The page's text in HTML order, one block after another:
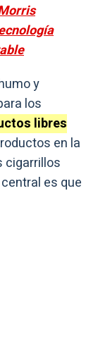
y
los
libres
en la
cigarrillos
es que